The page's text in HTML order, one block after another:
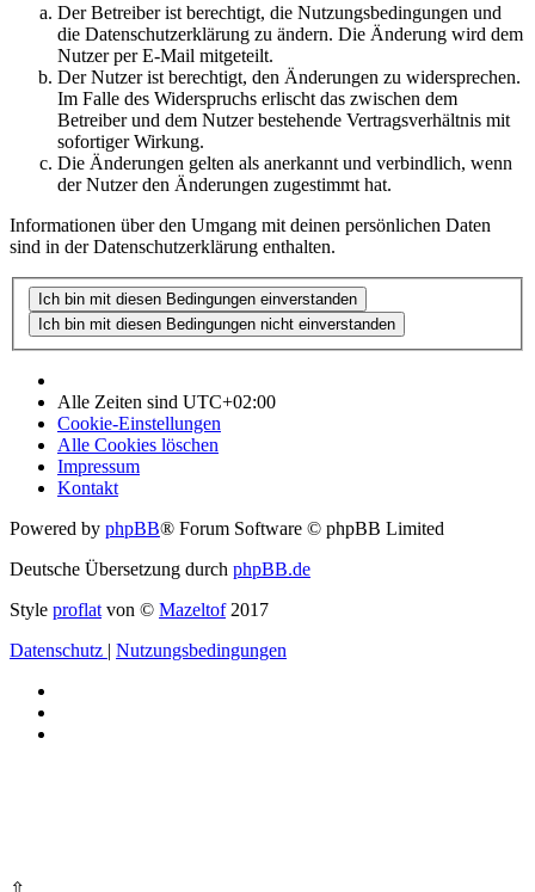
Der Betreiber ist berechtigt, die Nutzungsbedingungen und
die Datenschutzerklärung zu ändern. Die Änderung wird dem
Nutzer per E-Mail mitgeteilt.
Der Nutzer ist berechtigt, den Änderungen zu widersprechen.
Im Falle des Widerspruchs erlischt das zwischen dem
Betreiber und dem Nutzer bestehende Vertragsverhältnis mit
sofortiger Wirkung.
Die Änderungen gelten als anerkannt und verbindlich, wenn
der Nutzer den Änderungen zugestimmt hat.
Informationen über den Umgang mit deinen persönlichen Daten
sind in der Datenschutzerklärung enthalten.
Alle Zeiten sind UTC+02:00
Cookie-Einstellungen
Alle Cookies löschen
Impressum
Kontakt
Powered by phpBB® Forum Software © phpBB Limited
Deutsche Übersetzung durch phpBB.de
Style proflat von © Mazeltof2017
Datenschutz | Nutzungsbedingungen